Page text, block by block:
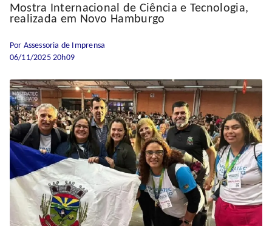
Mostra Internacional de Ciência e Tecnologia,
realizada em Novo Hamburgo
Por Assessoria de Imprensa
06/11/2025 20h09